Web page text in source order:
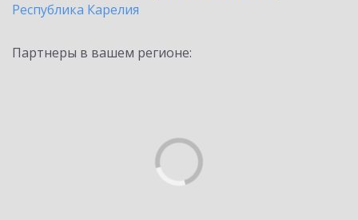
Республика Карелия
Партнеры в вашем регионе: